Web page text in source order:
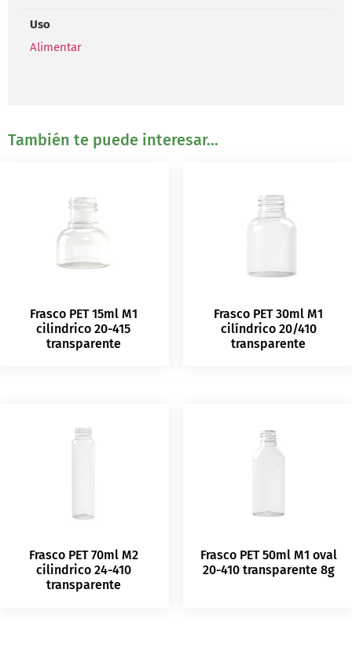
Uso
Alimentar
También te puede interesar...
Frasco PET 15ml M1
cilindrico 20-415
transparente
Frasco PET 30ml M1
cilíndrico 20/410
transparente
Frasco PET 70ml M2
cilindrico 24-410
transparente
Frasco PET 50ml M1 oval
20-410 transparente 8g